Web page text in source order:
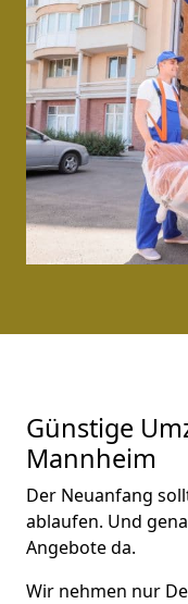
Günstige
Mannheim
Der Neuanfang
ablaufen. Und
Angebote da.
Wir nehmen nur